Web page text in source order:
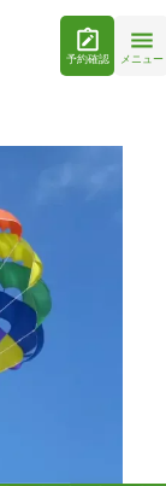
予約確認 メニュー